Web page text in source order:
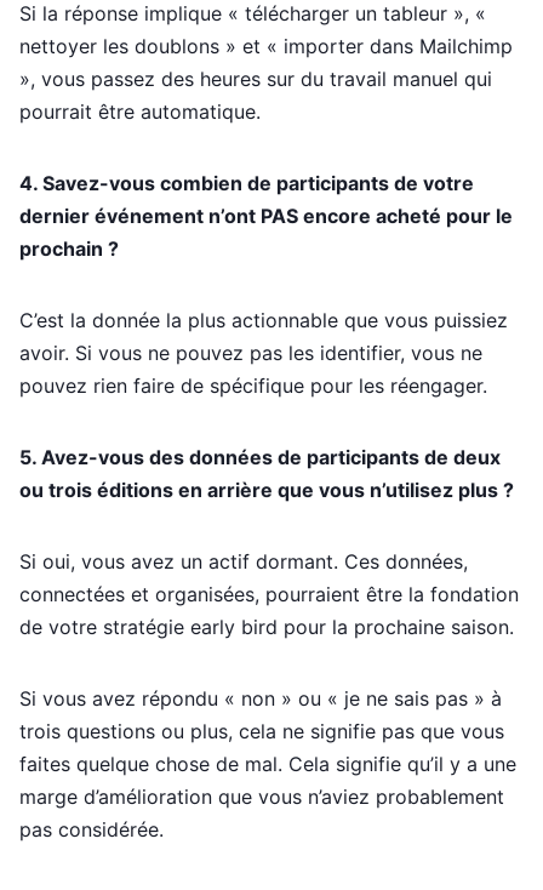
Si la réponse implique « télécharger un tableur », «
nettoyer les doublons » et « importer dans Mailchimp
», vous passez des heures sur du travail manuel qui
pourrait être automatique.
4. Savez-vous combien de participants de votre
dernier événement n’ont PAS encore acheté pour le
prochain ?
C’est la donnée la plus actionnable que vous puissiez
avoir. Si vous ne pouvez pas les identifier, vous ne
pouvez rien faire de spécifique pour les réengager.
5. Avez-vous des données de participants de deux
ou trois éditions en arrière que vous n’utilisez plus ?
Si oui, vous avez un actif dormant. Ces données,
connectées et organisées, pourraient être la fondation
de votre stratégie early bird pour la prochaine saison.
Si vous avez répondu « non » ou « je ne sais pas » à
trois questions ou plus, cela ne signifie pas que vous
faites quelque chose de mal. Cela signifie qu’il y a une
marge d’amélioration que vous n’aviez probablement
pas considérée.